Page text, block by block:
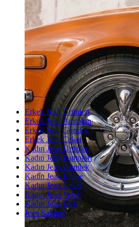
Erkek Jean Ürünleri
Erkek Jean Pantolon
Erkek Jean Gömlek
Erkek Jean Ceket
Kadın Jean Ürünleri
Kadın Jean Pantolon
Kadın Jean Gömlek
Kadın Jean Elbise
Kadın Jean Ceket
Kadın Jean Yelek
Kadın Jean Etek
Jean Salopet